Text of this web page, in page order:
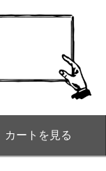
カートを見る